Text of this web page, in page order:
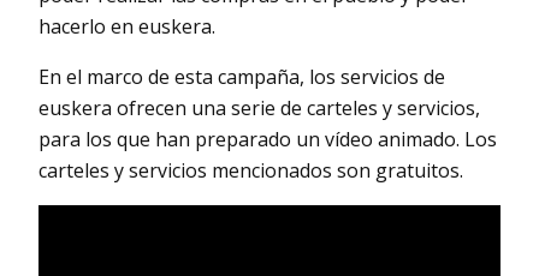
hacerlo en euskera.
En el marco de esta campaña, los servicios de
euskera ofrecen una serie de carteles y servicios,
para los que han preparado un vídeo animado. Los
carteles y servicios mencionados son gratuitos.